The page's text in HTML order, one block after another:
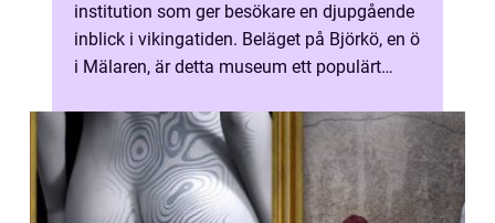
institution som ger besökare en djupgående
inblick i vikingatiden. Beläget på Björkö, en ö
i Mälaren, är detta museum ett populärt